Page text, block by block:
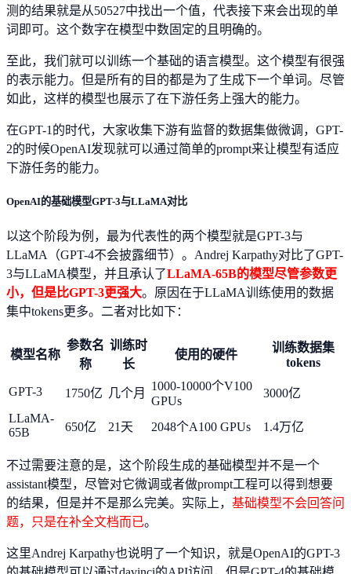
测的结果就是从50527中找出一个值，代表接下来会出现的单
词即可。这个数字在模型中数固定的且明确的。
至此，我们就可以训练一个基础的语言模型。这个模型有很强
的表示能力。但是所有的目的都是为了生成下一个单词。尽管
如此，这样的模型也展示了在下游任务上强大的能力。
在GPT-1的时代，大家收集下游有监督的数据集做微调，GPT-
2的时候OpenAI发现就可以通过简单的prompt来让模型有适应
下游任务的能力。
OpenAI的基础模型GPT-3与LLaMA对比
以这个阶段为例，最为代表性的两个模型就是GPT-3与
LLaMA（GPT-4不会披露细节）。Andrej Karpathy对比了GPT-
3与LLaMA模型，并且承认了LLaMA-65B的模型尽管参数更
小，但是比GPT-3更强大。原因在于LLaMA训练使用的数据
集中tokens更多。二者对比如下：
模型名称
参数名
称
训练时
长
使用的硬件
训练数据集
tokens
GPT-3 1750亿 几个月
1000-10000个V100
GPUs
3000亿
LLaMA-
65B
650亿 21天 2048个A100 GPUs 1.4万亿
不过需要注意的是，这个阶段生成的基础模型并不是一个
assistant模型，尽管对它微调或者做prompt工程可以得到想要
的结果，但是并不是那么完美。实际上， 基础模型不会回答问
题，只是在补全文档而已。
这里Andrej Karpathy也说明了一个知识，就是OpenAI的GPT-3